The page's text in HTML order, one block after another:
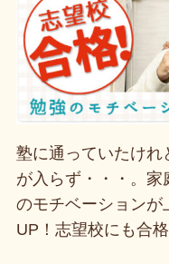
塾に通っていたけれ
が入らず・・・。
のモチベーションが
UP！志望校にも合